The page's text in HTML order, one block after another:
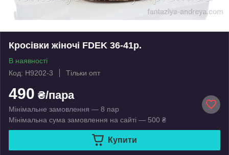
Кросівки жіночі FDEK 36-41р.
В наявності
Код: H9202-3
Тільки опт
490 ₴/пара
Мінімальне замовлення — 8 пар
Мінімальна сума замовлення на сайті — 500 ₴
Купити